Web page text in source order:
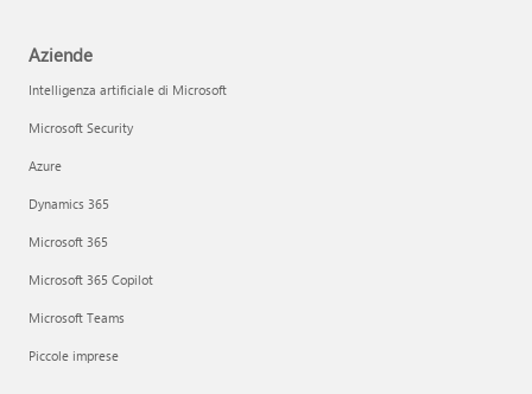
Aziende
Intelligenza artificiale di Microsoft
Microsoft Security
Azure
Dynamics 365
Microsoft 365
Microsoft 365 Copilot
Microsoft Teams
Piccole imprese